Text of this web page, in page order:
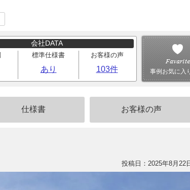
会社DATA
標準仕様書
あり
お客様の声
103件 事例お気に入
仕様書 お客様の声
投稿日：2025年8月22